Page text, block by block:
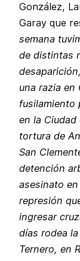
González,
Garay que
semana
de distintas
una razia en
fusilamiento
en la
tortura de
San
detención
asesinato
represión
ingresar
días rodea
Ternero, en